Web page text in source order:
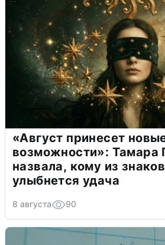
«Август принесет
возможности»: Тамара
назвала, кому из
улыбнется удача
8 августа 90